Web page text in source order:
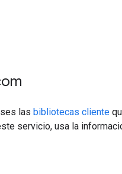
las bibliotecas cliente
servicio, usa la